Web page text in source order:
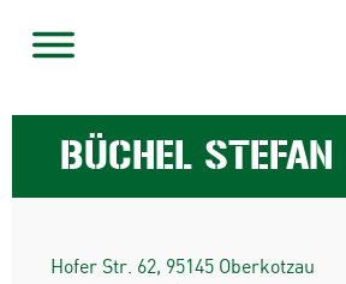
BÜCHEL STEFAN
Hofer Str. 62, 95145 Oberkotzau